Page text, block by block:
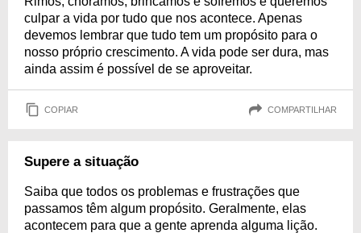
culpar a vida por tudo que nos acontece. Apenas
devemos lembrar que tudo tem um propósito para o
nosso próprio crescimento. A vida pode ser dura, mas
ainda assim é possível de se aproveitar.
COPIAR COMPARTILHAR
Supere a situação
Saiba que todos os problemas e frustrações que
passamos têm algum propósito. Geralmente, elas
acontecem para que a gente aprenda alguma lição.